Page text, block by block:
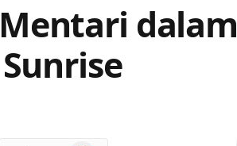
dalam